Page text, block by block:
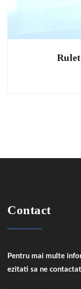
Contact
Pentru mai multe
ezitati sa ne